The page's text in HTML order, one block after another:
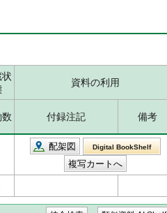
状
資料の利用
付録注記 備考
配架図 Digital BookShelf